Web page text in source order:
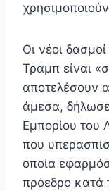
Οι νέοι
Τραμπ είναι
αποτελέσουν
άμεσα,
Εμπορίου του
που
οποία
πρόεδρο κατά